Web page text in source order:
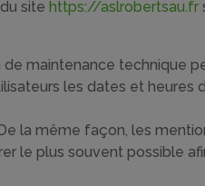
du sitehttps://aslrobertsau.fr
maintenance technique
les dates et heures
la même façon, les
le plus souvent possible